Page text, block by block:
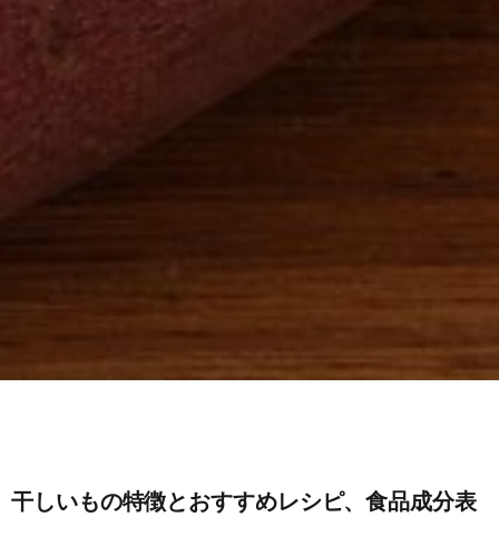
干しいもの特徴とおすすめレシピ、食品成分表